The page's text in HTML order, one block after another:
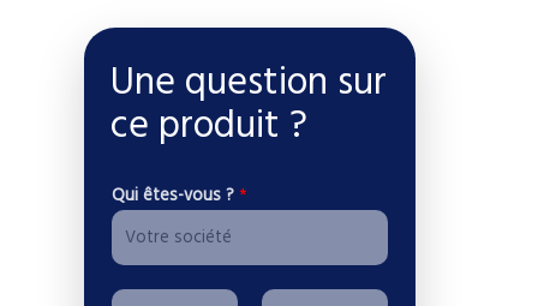
Une question sur
ce produit ?
Qui êtes-vous ? *